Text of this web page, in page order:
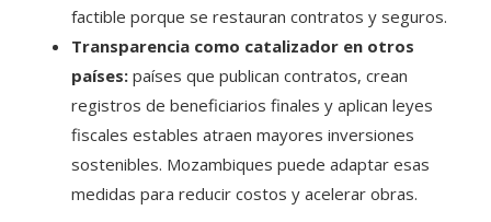
factible porque se restauran contratos y seguros.
Transparencia como catalizador en otros
países: países que publican contratos, crean
registros de beneficiarios finales y aplican leyes
fiscales estables atraen mayores inversiones
sostenibles. Mozambiques puede adaptar esas
medidas para reducir costos y acelerar obras.